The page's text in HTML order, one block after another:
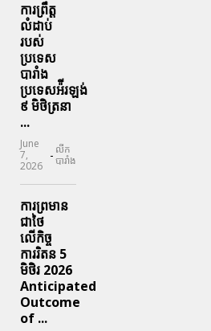
ការព្រឹត្ត
លំដាប់
របស់
ប្រទេស
បារាំង
ប្រទេសអ៉ីរឡង់
៩ មិថិត្រនា
...
June
7,
2026
- លីក
បារាំង
ការព្រមាន
ជាថៃ
លើកិច្ច
ការរិតន 5
មិថិរ 2026
Anticipated
Outcome
of ...